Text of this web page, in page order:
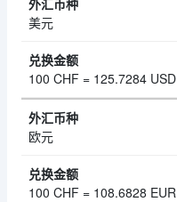
美元
100 CHF = 125.7284 USD
欧元
100 CHF = 108.6828 EUR